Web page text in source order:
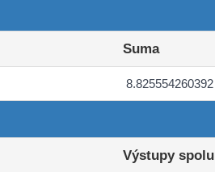
Suma
8.825554260392
Výstupy spolu